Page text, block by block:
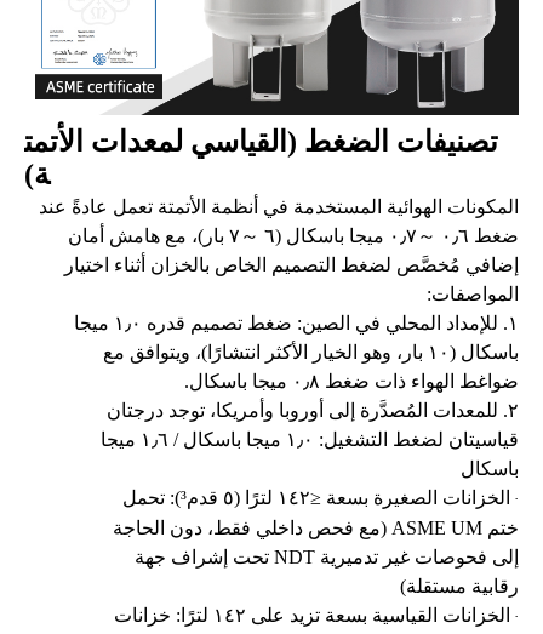
تصنيفات الضغط (القياسي لمعدات الأتمت
ة)
المكونات الهوائية المستخدمة في أنظمة الأتمتة تعمل عادةً عند
ضغط ٠٫٦
～ ٠٫٧ ميجا باسكال (٦ ～
٧ بار)، مع هامش أمان
إضافي مُخصَّص لضغط التصميم الخاص بالخزان أثناء اختيار
المواصفات:
١. للإمداد المحلي في الصين: ضغط تصميم قدره ١٫٠ ميجا
باسكال (١٠ بار، وهو الخيار الأكثر انتشارًا)، ويتوافق مع
ضواغط الهواء ذات ضغط ٠٫٨ ميجا باسكال.
٢. للمعدات المُصدَّرة إلى أوروبا وأمريكا، توجد درجتان
قياسيتان لضغط التشغيل: ١٫٠ ميجا باسكال / ١٫٦ ميجا
باسكال
·
الخزانات الصغيرة بسعة ≤١٤٢ لترًا (٥ قدم³): تحمل
ختم ASME UM (مع فحص داخلي فقط، دون الحاجة
إلى فحوصات غير تدميرية NDT تحت إشراف جهة
رقابية مستقلة)
·
الخزانات القياسية بسعة تزيد على ١٤٢ لترًا: خزانات